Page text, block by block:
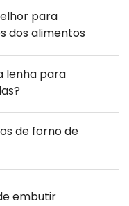
para
dos alimentos
lenha para
de forno de
embutir